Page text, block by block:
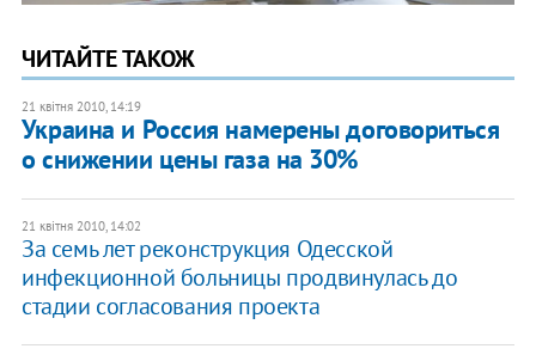
ЧИТАЙТЕ ТАКОЖ
21 квітня 2010, 14:19
Украина и Россия намерены договориться
о снижении цены газа на 30%
21 квітня 2010, 14:02
За семь лет реконструкция Одесской
инфекционной больницы продвинулась до
стадии согласования проекта